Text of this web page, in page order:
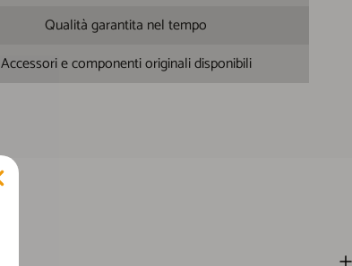
Qualità garantita nel tempo
Accessori e componenti originali disponibili